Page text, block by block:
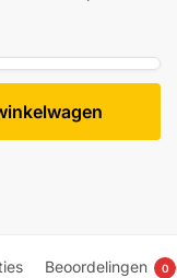
Beoordelingen 0